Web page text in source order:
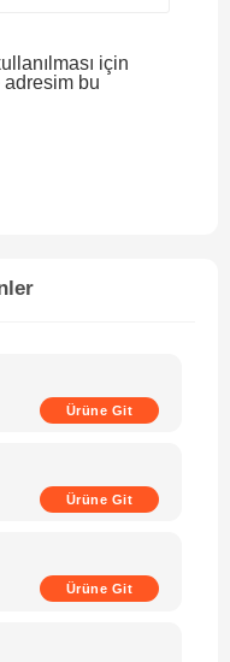
için
adresim bu
Ürüne Git
Ürüne Git
Ürüne Git